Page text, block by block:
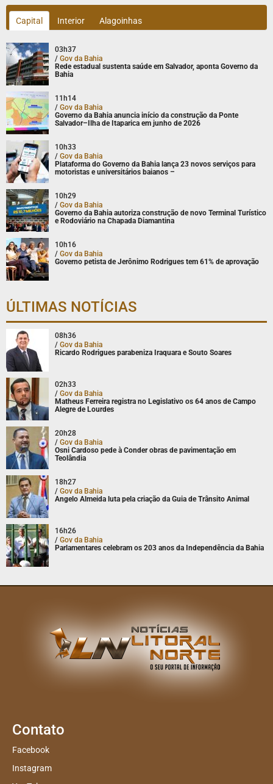
Capital Interior Alagoinhas
03h37
/ Gov da Bahia
Rede estadual sustenta saúde em Salvador, aponta Governo da
Bahia
11h14
/ Gov da Bahia
Governo da Bahia anuncia início da construção da Ponte
Salvador–Ilha de Itaparica em junho de 2026
10h33
/ Gov da Bahia
Plataforma do Governo da Bahia lança 23 novos serviços para
motoristas e universitários baianos –
10h29
/ Gov da Bahia
Governo da Bahia autoriza construção de novo Terminal Turístico
e Rodoviário na Chapada Diamantina
10h16
/ Gov da Bahia
Governo petista de Jerônimo Rodrigues tem 61% de aprovação
ÚLTIMAS NOTÍCIAS
08h36
/ Gov da Bahia
Ricardo Rodrigues parabeniza Iraquara e Souto Soares
02h33
/ Gov da Bahia
Matheus Ferreira registra no Legislativo os 64 anos de Campo
Alegre de Lourdes
20h28
/ Gov da Bahia
Osni Cardoso pede à Conder obras de pavimentação em
Teolândia
18h27
/ Gov da Bahia
Angelo Almeida luta pela criação da Guia de Trânsito Animal
16h26
/ Gov da Bahia
Parlamentares celebram os 203 anos da Independência da Bahia
Contato
Facebook
Instagram